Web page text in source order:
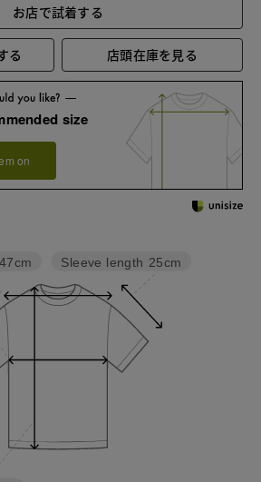
お店で試着する
る 店頭在庫を見る
size
on
Sleeve length 25cm
47cm